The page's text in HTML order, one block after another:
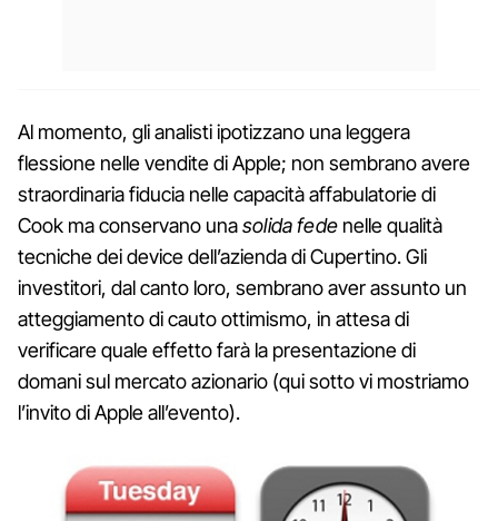
Al momento, gli analisti ipotizzano una leggera
flessione nelle vendite di Apple; non sembrano avere
straordinaria fiducia nelle capacità affabulatorie di
Cook ma conservano unasolida fedenelle qualità
tecniche dei device dell’azienda di Cupertino. Gli
investitori, dal canto loro, sembrano aver assunto un
atteggiamento di cauto ottimismo, in attesa di
verificare quale effetto farà la presentazione di
domani sul mercato azionario (qui sotto vi mostriamo
l’invito di Apple all’evento).